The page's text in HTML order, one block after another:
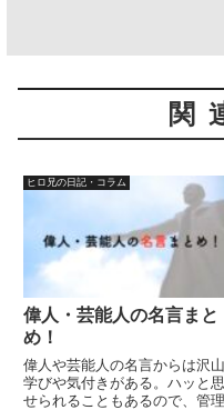
関
ヒロ兄の日記・コラム
偉人・芸能人の名言まと
め！
偉人や芸能人の名言からは沢
学びや気付きがある。ハッと
せられることもあるので、管理